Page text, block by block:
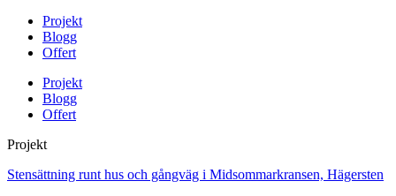
Projekt
Blogg
Offert
Projekt
Blogg
Offert
Projekt
Stensättning runt hus och gångväg i Midsommarkransen, Hägersten